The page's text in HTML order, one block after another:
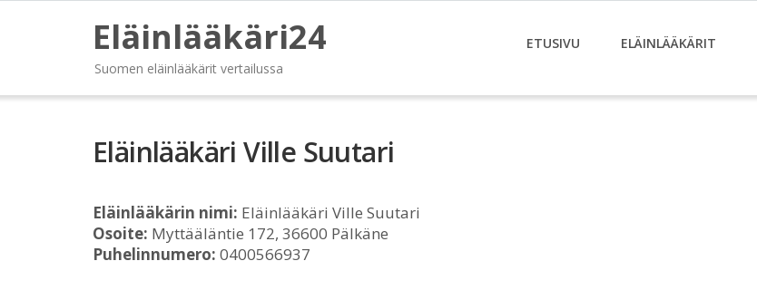
Eläinlääkäri24
Suomen eläinlääkärit vertailussa
ETUSIVU ELÄINLÄÄKÄRIT
Eläinlääkäri Ville Suutari
Eläinlääkärin nimi: Eläinlääkäri Ville Suutari
Osoite: Myttääläntie 172, 36600 Pälkäne
Puhelinnumero: 0400566937